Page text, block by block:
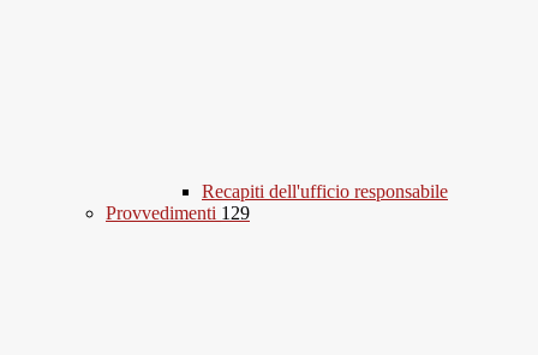
Recapiti dell'ufficio responsabile
Provvedimenti 129